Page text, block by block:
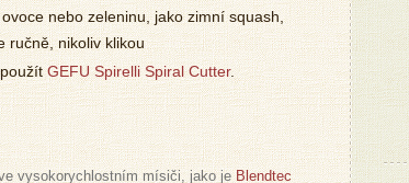
nebo zeleninu, jako zimní squash,
ručně, nikoliv klikou
použítGEFU Spirelli Spiral Cutter.
vysokorychlostním mísiči, jako jeBlendtec